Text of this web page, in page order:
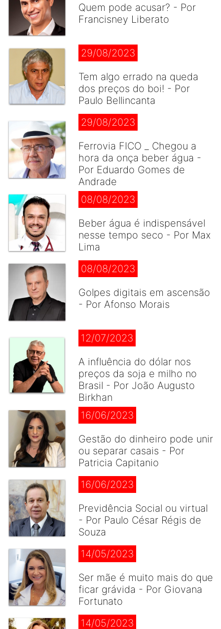
Quem pode acusar? - Por
Francisney Liberato
29/08/2023
Tem algo errado na queda
dos preços do boi! - Por
Paulo Bellincanta
29/08/2023
Ferrovia FICO _ Chegou a
hora da onça beber água -
Por Eduardo Gomes de
Andrade
08/08/2023
Beber água é indispensável
nesse tempo seco - Por Max
Lima
08/08/2023
Golpes digitais em ascensão
- Por Afonso Morais
12/07/2023
A influência do dólar nos
preços da soja e milho no
Brasil - Por João Augusto
Birkhan
16/06/2023
Gestão do dinheiro pode unir
ou separar casais - Por
Patricia Capitanio
16/06/2023
Previdência Social ou virtual
- Por Paulo César Régis de
Souza
14/05/2023
Ser mãe é muito mais do que
ficar grávida - Por Giovana
Fortunato
14/05/2023